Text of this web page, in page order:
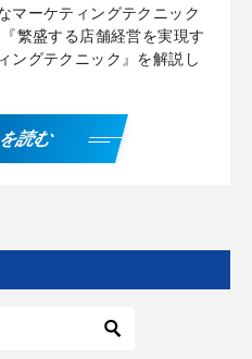
マーケティングテクニック
繁盛する店舗経営を実現す
ングテクニック』を解説し
読む